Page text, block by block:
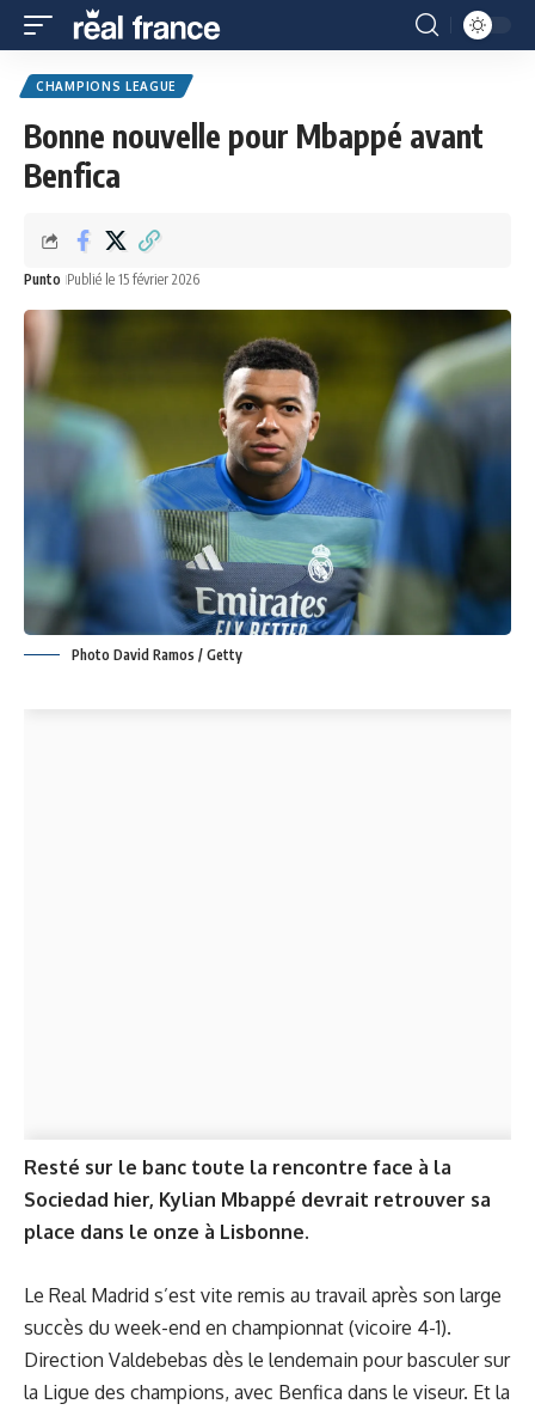
CHAMPIONS LEAGUE
Bonne nouvelle pour Mbappé avant
Benfica
Punto Publié le 15 février 2026
Photo David Ramos / Getty
Resté sur le banc toute la rencontre face à la
Sociedad hier, Kylian Mbappé devrait retrouver sa
place dans le onze à Lisbonne.
Le Real Madrid s’est vite remis au travail après son large
succès du week-end en championnat (vicoire 4-1).
Direction Valdebebas dès le lendemain pour basculer sur
la Ligue des champions, avec Benfica dans le viseur. Et la